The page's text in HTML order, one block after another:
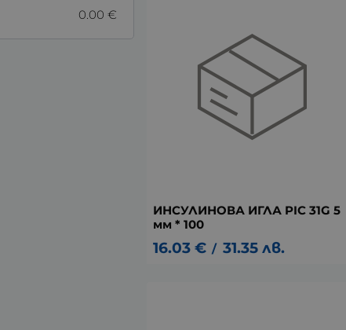
ИНСУЛИНОВА ИГЛА PIC 31G 5
мм * 100
16.03 € / 31.35 лв.
0.00 €